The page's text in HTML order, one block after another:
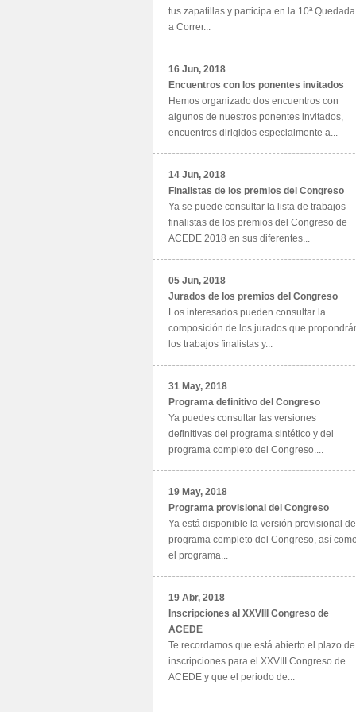
tus zapatillas y participa en la 10ª Quedada
a Correr...
16 Jun, 2018
Encuentros con los ponentes invitados
Hemos organizado dos encuentros con
algunos de nuestros ponentes invitados,
encuentros dirigidos especialmente a...
14 Jun, 2018
Finalistas de los premios del Congreso
Ya se puede consultar la lista de trabajos
finalistas de los premios del Congreso de
ACEDE 2018 en sus diferentes...
05 Jun, 2018
Jurados de los premios del Congreso
Los interesados pueden consultar la
composición de los jurados que
los trabajos finalistas y...
31 May, 2018
Programa definitivo del Congreso
Ya puedes consultar las versiones
definitivas del programa sintético y del
programa completo del Congreso....
19 May, 2018
Programa provisional del Congreso
Ya está disponible la versión provisional
programa completo del Congreso, así
el programa...
19 Abr, 2018
Inscripciones al XXVIII Congreso de
ACEDE
Te recordamos que está abierto el plazo de
inscripciones para el XXVIII Congreso de
ACEDE y que el periodo de...